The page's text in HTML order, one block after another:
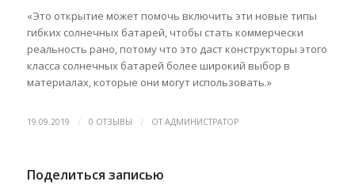
«Это открытие может помочь включить эти новые типы
гибких солнечных батарей, чтобы стать коммерчески
реальность рано, потому что это даст конструкторы этого
класса солнечных батарей более широкий выбор в
материалах, которые они могут использовать.»
19.09.2019 / 0 ОТЗЫВЫ / ОТАДМИНИСТРАТОР
Поделиться записью